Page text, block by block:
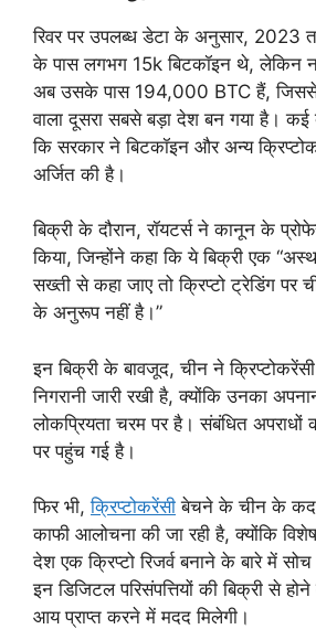
रिवर पर उपलब्ध डेटा के अनुसार, 2023
के पास लगभग 15k बिटकॉइन थे, लेकिन
अब उसके पास 194,000 BTC हैं, जिससे
वाला दूसरा सबसे बड़ा देश बन गया है। कई
कि सरकार ने बिटकॉइन और अन्य
अर्जित की है।
बिक्री के दौरान, रॉयटर्स ने कानून के
किया, जिन्होंने कहा कि ये बिक्री एक
सख्ती से कहा जाए तो क्रिप्टो ट्रेडिंग पर
के अनुरूप नहीं है।”
इन बिक्री के बावजूद, चीन ने
निगरानी जारी रखी है, क्योंकि उनका
लोकप्रियता चरम पर है। संबंधित अपराधों
पर पहुंच गई है।
फिर भी,क्रिप्टोकरेंसी बेचने के चीन के
काफी आलोचना की जा रही है, क्योंकि
देश एक क्रिप्टो रिजर्व बनाने के बारे में
इन डिजिटल परिसंपत्तियों की बिक्री से
आय प्राप्त करने में मदद मिलेगी।